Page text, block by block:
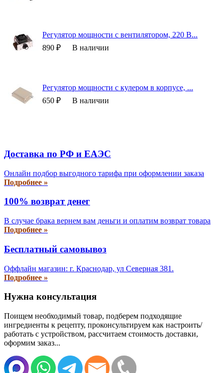
Регулятор мощности с вентилятором, 220 В...
890 ₽
В наличии
Регулятор мощности с кулером в корпусе, ...
650 ₽
В наличии
Доставка по РФ и EAЭС
Онлайн подбор выгодного тарифа при оформлении заказа
Подробнее »
100% возврат денег
В случае брака вернем вам деньги и оплатим возврат товара
Подробнее »
Бесплатный самовывоз
Оффлайн магазин: г. Краснодар, ул Северная 381.
Подробнее »
Нужна консультация
Поищем необходимый товар, подберем подходящие
ингредиенты к рецепту, проконсультируем как настроить/
работать с устройством, рассчитаем стоимость доставки,
оформим заказ...